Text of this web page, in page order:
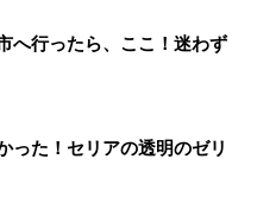
へ行ったら、ここ！迷わず
った！セリアの透明のゼリ